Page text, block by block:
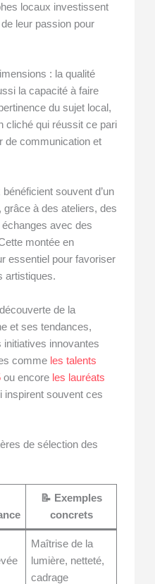
locaux investissent
leur passion pour
: la qualité
la capacité à faire
du sujet local,
cliché qui réussit ce pari
de communication et
souvent d’un
à des ateliers, des
avec des
montée en
essentiel pour favoriser
artistiques.
de la
et ses tendances,
initiatives innovantes
comme les talents
ou encore les lauréats
inspirent souvent ces
de sélection des
📝 Exemples
concrets
Maîtrise de la
lumière, netteté,
cadrage